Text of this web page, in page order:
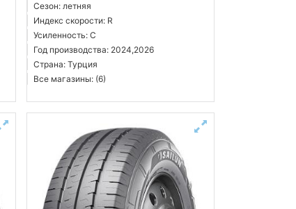
Сезон: летняя
Индекс скорости: R
Усиленность: C
Год производства: 2024,2026
Страна: Турция
Все магазины: (6)